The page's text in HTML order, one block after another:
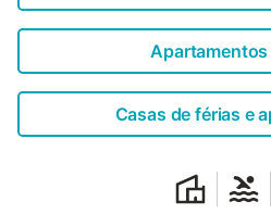
Apartamentos
Casas de férias e